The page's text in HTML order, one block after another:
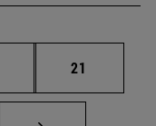
Páginas intermedias
Página
21